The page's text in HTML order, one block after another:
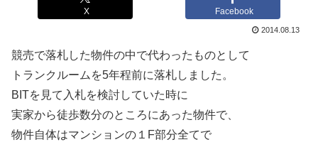
X Facebook
2014.08.13
競売で落札した物件の中で代わったものとして
トランクルームを5年程前に落札しました。
BITを見て入札を検討していた時に
実家から徒歩数分のところにあった物件で、
物件自体はマンションの１F部分全てで